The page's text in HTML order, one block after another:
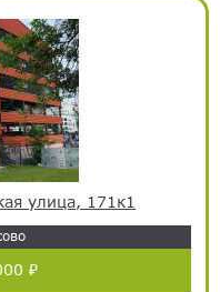
улица, 171к1
₽